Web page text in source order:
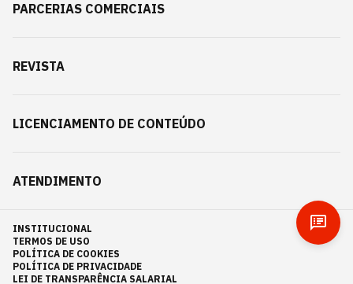
PARCERIAS COMERCIAIS
REVISTA
LICENCIAMENTO DE CONTEÚDO
ATENDIMENTO
INSTITUCIONAL
TERMOS DE USO
POLÍTICA DE COOKIES
POLÍTICA DE PRIVACIDADE
LEI DE TRANSPARÊNCIA SALARIAL